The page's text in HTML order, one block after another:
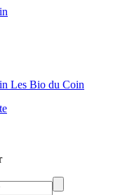
Les Bio du Coin